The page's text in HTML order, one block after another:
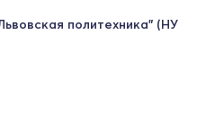
политехника" (НУ